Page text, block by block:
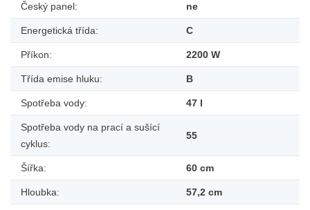
Český panel: ne
Energetická třída: C
Příkon: 2200 W
Třída emise hluku: B
Spotřeba vody: 47 l
Spotřeba vody na prací a sušící
cyklus:
55
Šířka: 60 cm
Hloubka: 57,2 cm